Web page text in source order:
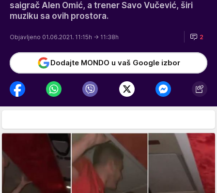
saigrač Alen Omić, a trener Savo Vučević, širi
muziku sa ovih prostora.
Objavljeno 01.06.2021. 11:15h → 11:38h 2
Dodajte MONDO u vaš Google izbor